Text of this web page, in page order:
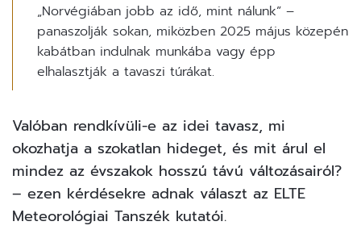
„Norvégiában jobb az idő, mint nálunk” –
panaszolják sokan, miközben 2025 május közepén
kabátban indulnak munkába vagy épp
elhalasztják a tavaszi túrákat.
Valóban rendkívüli-e az idei tavasz, mi
okozhatja a szokatlan hideget, és mit árul el
mindez az évszakok hosszú távú változásairól?
– ezen kérdésekre adnak választ az ELTE
Meteorológiai Tanszék kutatói.